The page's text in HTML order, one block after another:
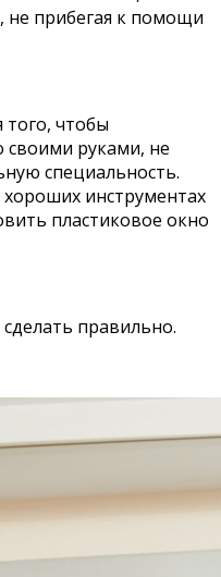
не прибегая к помощи
чтобы
своими руками, не
специальность.
инструментах
пластиковое окно
правильно.